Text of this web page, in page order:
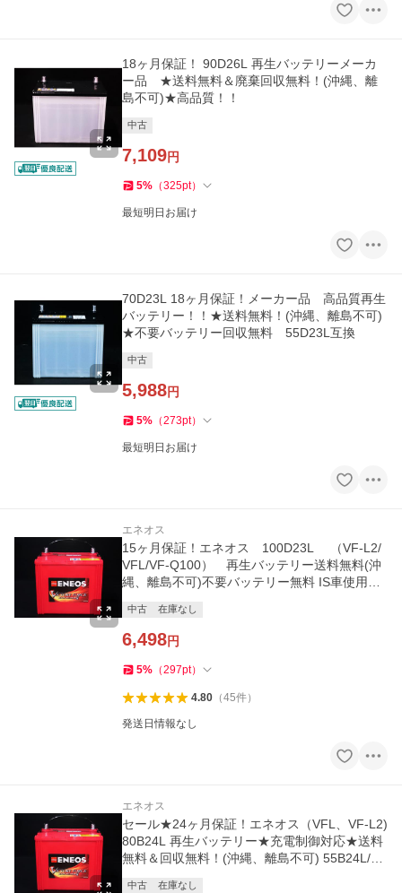
18ヶ月保証！ 90D26L 再生バッテリーメーカ
ー品 ★送料無料＆廃棄回収無料！(沖縄、離
島不可)★高品質！！
中古
7,109円
5% （325pt）
最短明日お届け
70D23L 18ヶ月保証！メーカー品 高品質再生
バッテリー！！★送料無料！(沖縄、離島不可)
★不要バッテリー回収無料 55D23L互換
中古
5,988円
5% （273pt）
最短明日お届け
エネオス
15ヶ月保証！エネオス 100D23L （VF-L2/
VFL/VF-Q100） 再生バッテリー送料無料(沖
縄、離島不可)不要バッテリー無料 IS車使用不
中古 在庫なし
6,498円
5% （297pt）
4.80（45件）
発送日情報なし
エネオス
セール★24ヶ月保証！エネオス（VFL、VF-L2)
80B24L 再生バッテリー★充電制御対応★送料
無料＆回収無料！(沖縄、離島不可) 55B24L/60
中古 在庫なし